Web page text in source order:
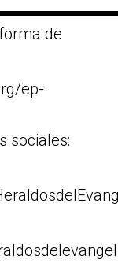
de
ep-
sociales: